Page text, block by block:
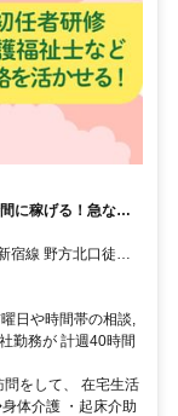
に稼げる！急なキ
★未経験者OK！働
も手当で給与を補
宿線 野方北口徒歩
武新宿線「沼袋」
日や時間帯の相談,
勤務が 計週40時間
をして、 在宅生活
体介護 ・起床介助